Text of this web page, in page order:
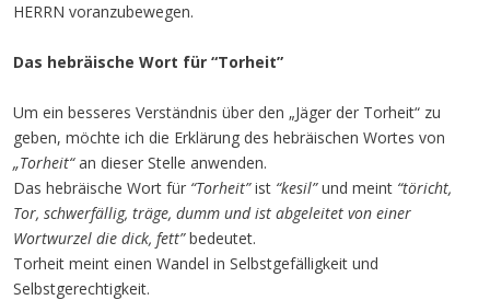
HERRN voranzubewegen.
Das hebräische Wort für “Torheit”
Um ein besseres Verständnis über den „Jäger der Torheit“ zu
geben, möchte ich die Erklärung des hebräischen Wortes von
„Torheit“an dieser Stelle anwenden.
Das hebräische Wort für “Torheit”ist “kesil”und meint “töricht,
Tor, schwerfällig, träge, dumm und ist abgeleitet von einer
Wortwurzel die dick, fett”bedeutet.
Torheit meint einen Wandel in Selbstgefälligkeit und
Selbstgerechtigkeit.